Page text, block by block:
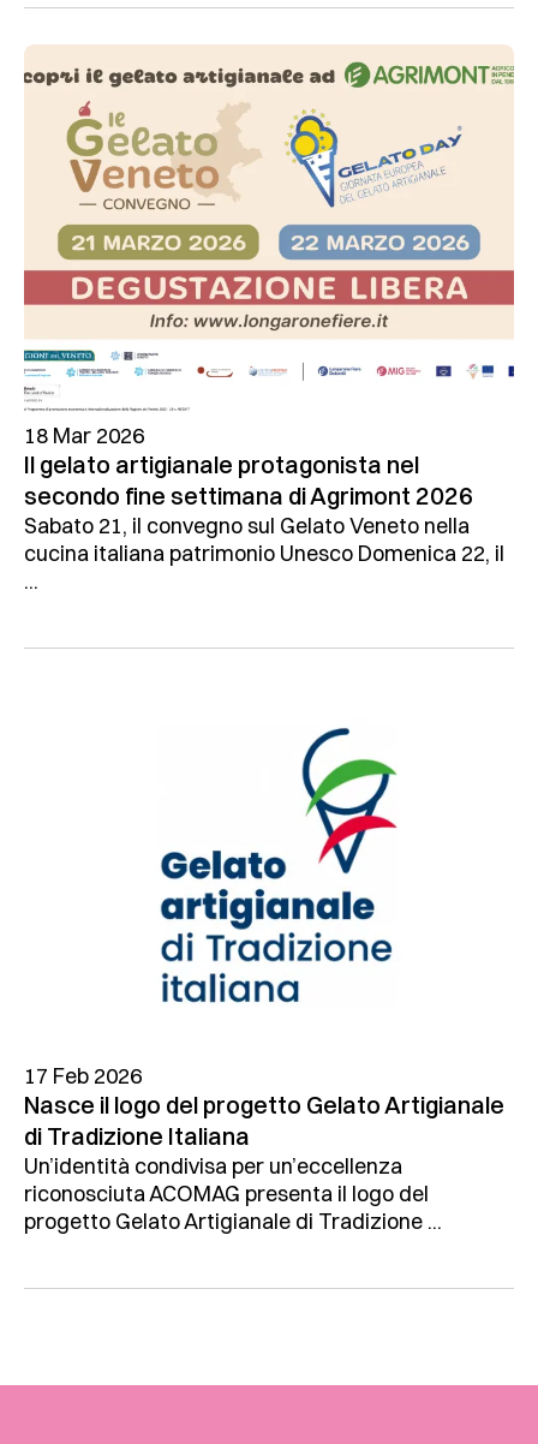
18 Mar 2026
Il gelato artigianale protagonista nel
secondo fine settimana di Agrimont 2026
Sabato 21, il convegno sul Gelato Veneto nella
cucina italiana patrimonio Unesco Domenica 22, il
...
17 Feb 2026
Nasce il logo del progetto Gelato Artigianale
di Tradizione Italiana
Un’identità condivisa per un’eccellenza
riconosciuta ACOMAG presenta il logo del
progetto Gelato Artigianale di Tradizione ...